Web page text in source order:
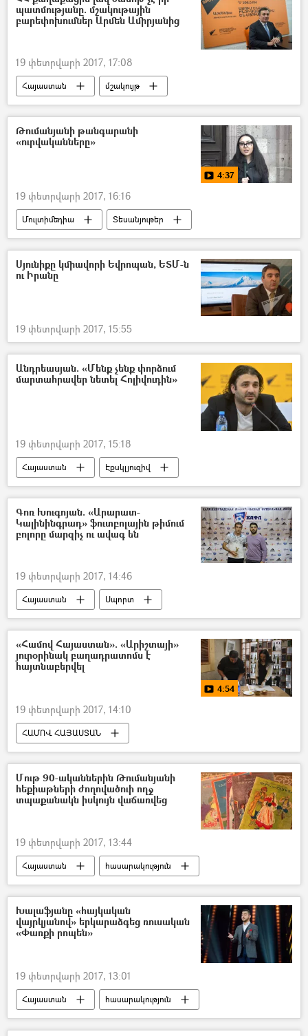
պատմությանը. մշակութային
բարեփոխումներ Արմեն Ամիրյանից
19 փետրվարի 2017, 17:08
Հայաստան մշակույթ
Թումանյանի թանգարանի
«ուրվականները»
4:37
19 փետրվարի 2017, 16:16
Մուլտիմեդիա Տեսանյութեր
Սյունիքը կմիավորի Եվրոպան, ԵՏՄ-ն
ու Իրանը
19 փետրվարի 2017, 15:55
Անդրեասյան. «Մենք չենք փորձում
մարտահրավեր նետել Հոլիվուդին»
19 փետրվարի 2017, 15:18
Հայաստան Էքսկլյուզիվ
Գոռ Խուգոյան. «Արարատ-
Կալինինգրադ» ֆուտբոլային թիմում
բոլորը մարզիչ ու ավագ են
19 փետրվարի 2017, 14:46
Հայաստան Սպորտ
«Համով Հայաստան». «Արիշտայի»
յուրօրինակ բաղադրատոմս է
հայտնաբերվել
4:54
19 փետրվարի 2017, 14:10
ՀԱՄՈՎ ՀԱՅԱՍՏԱՆ
Աշխարհի խոհանոցները. Հայաստան
Հայկական խոհանոցի բաղադրատոմսեր
Մութ 90-ականներին Թումանյանի
հեքիաթների ժողովածուի ողջ
տպաքանակն իսկույն վաճառվեց
19 փետրվարի 2017, 13:44
Հայաստան հասարակություն
Խալաֆյանը «հայկական
վայրկյանով» երկարաձգեց ռուսական
«Փառքի րոպեն»
19 փետրվարի 2017, 13:01
Հայաստան հասարակություն